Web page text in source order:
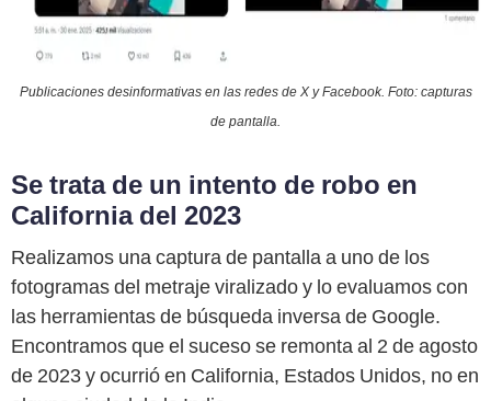
Publicaciones desinformativas en las redes de X y Facebook. Foto: capturas
de pantalla.
Se trata de un intento de robo en
California del 2023
Realizamos una captura de pantalla a uno de los
fotogramas del metraje viralizado y lo evaluamos con
las herramientas de búsqueda inversa de Google.
Encontramos que el suceso se remonta al 2 de agosto
de 2023 y ocurrió en California, Estados Unidos, no en